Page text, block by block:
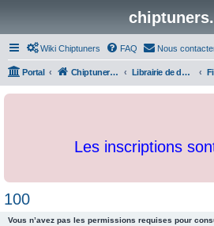
Wiki Chiptuners FAQ Nous
Portal Chiptuners.fr Librairie de documents et originaux
Les inscriptions
100
Vous n’avez pas les permissions requises pour